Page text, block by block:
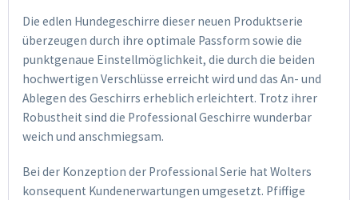
Die edlen Hundegeschirre dieser neuen Produktserie
überzeugen durch ihre optimale Passform sowie die
punktgenaue Einstellmöglichkeit, die durch die beiden
hochwertigen Verschlüsse erreicht wird und das An- und
Ablegen des Geschirrs erheblich erleichtert. Trotz ihrer
Robustheit sind die Professional Geschirre wunderbar
weich und anschmiegsam.
Bei der Konzeption der Professional Serie hat Wolters
konsequent Kundenerwartungen umgesetzt. Pfiffige